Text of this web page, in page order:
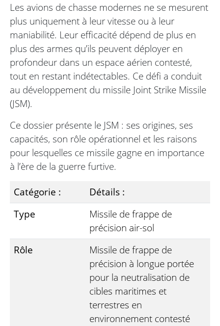
Les avions de chasse modernes ne se mesurent
plus uniquement à leur vitesse ou à leur
maniabilité. Leur efficacité dépend de plus en
plus des armes qu’ils peuvent déployer en
profondeur dans un espace aérien contesté,
tout en restant indétectables. Ce défi a conduit
au développement du missile Joint Strike Missile
(JSM).
Ce dossier présente le JSM : ses origines, ses
capacités, son rôle opérationnel et les raisons
pour lesquelles ce missile gagne en importance
à l’ère de la guerre furtive.
Catégorie :
Détails :
Type
Missile de frappe de
précision air-sol
Rôle
Missile de frappe de
précision à longue portée
pour la neutralisation de
cibles maritimes et
terrestres en
environnement contesté